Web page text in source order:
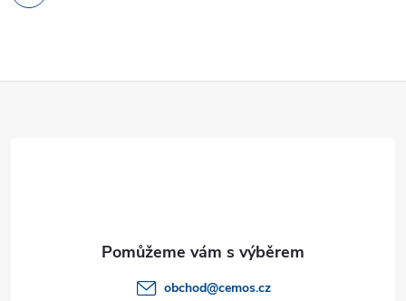
obchod@cemos.cz